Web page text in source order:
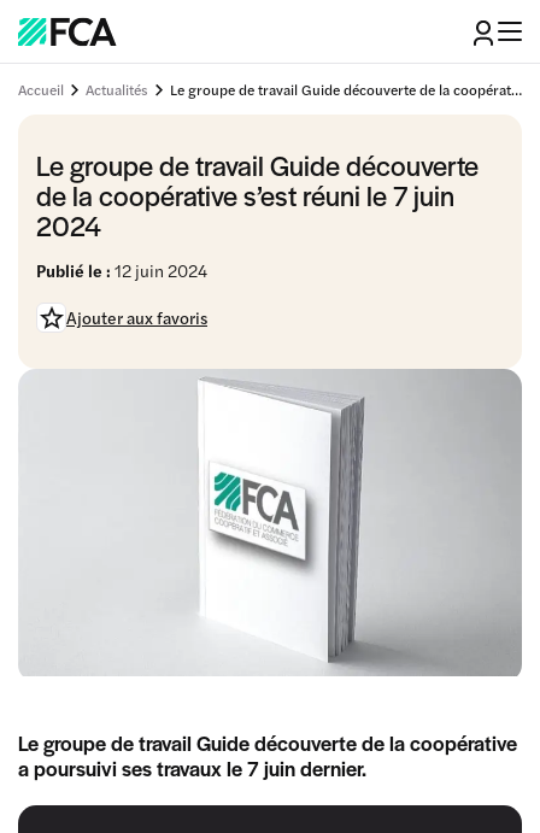
Accueil Actualités Le groupe de travail Guide découverte de la coopérative s’est réuni le 7 juin 2024
Le groupe de travail Guide découverte
de la coopérative s’est réuni le 7 juin
2024
Publié le : 12 juin 2024
Ajouter aux favoris
Le groupe de travail Guide découverte de la coopérative
a poursuivi ses travaux le 7 juin dernier.